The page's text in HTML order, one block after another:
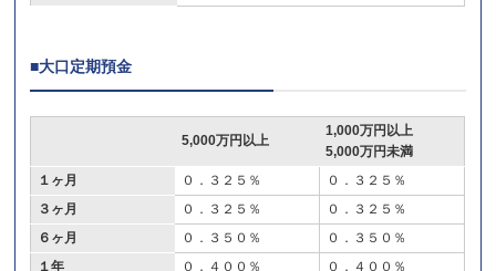
■大口定期預金
5,000万円以上
1,000万円以上
5,000万円未満
１ヶ月
０．３２５％
０．３２５％
３ヶ月
０．３２５％
０．３２５％
６ヶ月
０．３５０％
０．３５０％
１年
０．４００％
０．４００％